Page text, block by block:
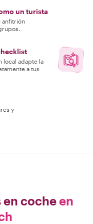
un turista
anfitrión
local adapte la
a tus
y
en cocheen